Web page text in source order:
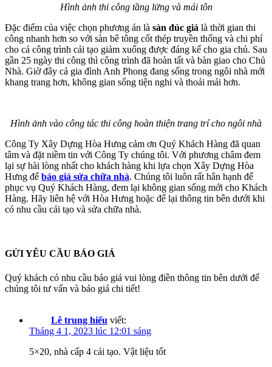
Hình ảnh thi công tầng lửng và mái tôn
Đặc điểm của việc chọn phương án là sàn đúc giả là thời gian thi
công nhanh hơn so với sàn bê tông cốt thép truyền thống và chi phí
cho cả công trình cải tạo giảm xuống được đáng kể cho gia chủ. Sau
gần 25 ngày thi công thì công trình đã hoàn tất và bàn giao cho Chủ
Nhà. Giờ đây cả gia đình Anh Phong đang sống trong ngôi nhà mới
khang trang hơn, không gian sống tiện nghi và thoải mái hơn.
Hình ảnh vào công tác thi công hoàn thiện trang trí cho ngôi nhà
Công Ty Xây Dựng Hòa Hưng cảm ơn Quý Khách Hàng đã quan
tâm và đặt niềm tin với Công Ty chúng tôi. Với phương châm đem
lại sự hài lòng nhất cho khách hàng khi lựa chọn Xây Dựng Hòa
Hưng để báo giá sửa chữa nhà. Chúng tôi luôn rất hân hạnh để
phục vụ Quý Khách Hàng, đem lại không gian sống mới cho Khách
Hàng. Hãy liên hệ với Hòa Hưng hoặc để lại thông tin bên dưới khi
có nhu cầu cải tạo và sửa chữa nhà.
GỬI YÊU CẦU BÁO GIÁ
Quý khách có nhu cầu báo giá vui lòng điền thông tin bên dưới để
chúng tôi tư vấn và báo giá chi tiết!
Lê trung hiếu viết:
Tháng 4 1, 2023 lúc 12:01 sáng
5×20, nhà cấp 4 cải tạo. Vật liệu tốt